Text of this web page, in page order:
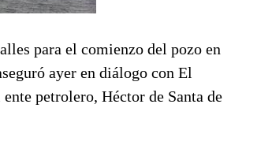
para el comienzo del pozo en
ayer en diálogo con El
petrolero, Héctor de Santa de